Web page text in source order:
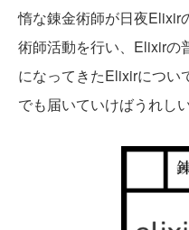
惰な錬金術師が日夜Elixir
術師活動を行い、Elixirの
になってきたElixirについ
でも届いていけばうれしい